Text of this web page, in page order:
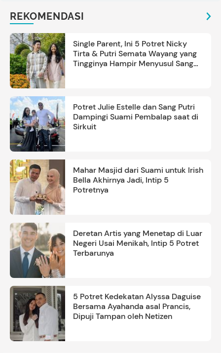
REKOMENDASI
Single Parent, Ini 5 Potret Nicky
Tirta & Putri Semata Wayang yang
Tingginya Hampir Menyusul Sang
Potret Julie Estelle dan Sang Putri
Dampingi Suami Pembalap saat di
Sirkuit
Mahar Masjid dari Suami untuk Irish
Bella Akhirnya Jadi, Intip 5
Potretnya
Deretan Artis yang Menetap di Luar
Negeri Usai Menikah, Intip 5 Potret
Terbarunya
5 Potret Kedekatan Alyssa Daguise
Bersama Ayahanda asal Prancis,
Dipuji Tampan oleh Netizen